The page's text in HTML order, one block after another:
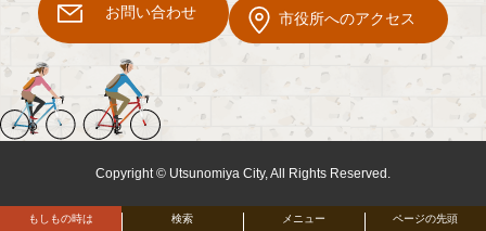
検索
もしもの時は メニュー ページの先頭
お問い合わせ 市役所へのアクセス
Copyright © Utsunomiya City, All Rights Reserved.